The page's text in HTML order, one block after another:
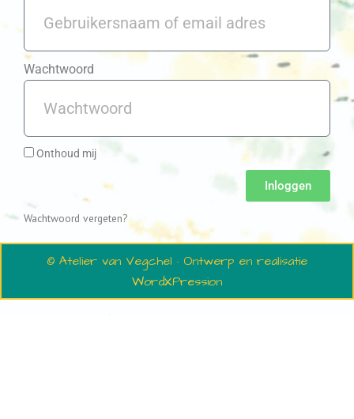
Wachtwoord
Onthoud mij
Inloggen
Wachtwoord vergeten?
© Atelier van Vegchel · Ontwerp en realisatie
WordXPression